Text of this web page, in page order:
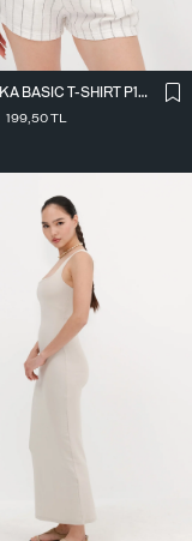
KAYIK YAKA BASIC T-SHIRT P1805
199,50TL